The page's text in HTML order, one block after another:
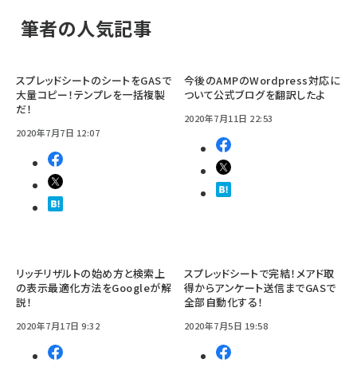
筆者の人気記事
スプレッドシートのシートをGASで
大量コピー！テンプレを一括複製
だ！
2020年7月7日 12:07
今後のAMPのWordpress対応に
ついて公式ブログを翻訳したよ
2020年7月11日 22:53
リッチリザルトの始め方と検索上
の表示最適化方法をGoogleが解
説！
2020年7月17日 9:32
スプレッドシートで完結！メアド取
得からアンケート送信までGASで
全部自動化する！
2020年7月5日 19:58